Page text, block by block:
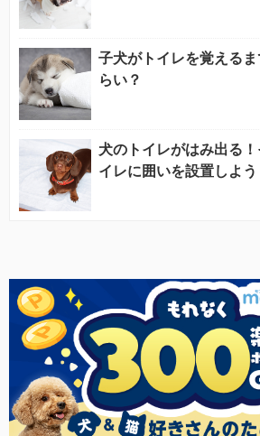
子犬がトイレを覚えるま
らい？
犬のトイレがはみ出る
イレに囲いを設置しよう